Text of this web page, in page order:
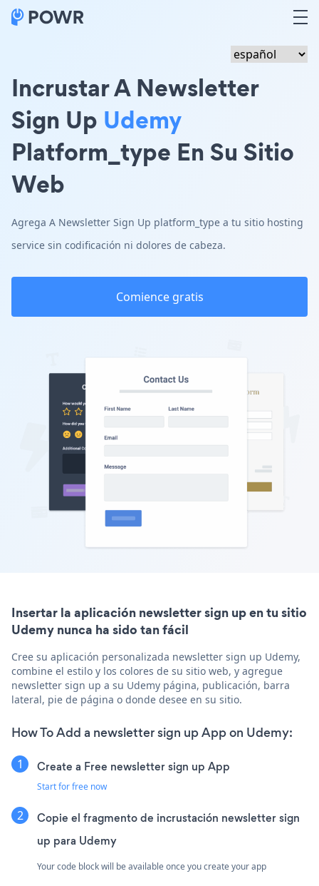
Incrustar A Newsletter
Sign Up Udemy
Platform_type En Su Sitio
Web
Agrega A Newsletter Sign Up platform_type a tu sitio hosting
service sin codificación ni dolores de cabeza.
Comience gratis
Insertar la aplicación newsletter sign up en tu sitio
Udemy nunca ha sido tan fácil
Cree su aplicación personalizada newsletter sign up Udemy,
combine el estilo y los colores de su sitio web, y agregue
newsletter sign up a su Udemy página, publicación, barra
lateral, pie de página o donde desee en su sitio.
How To Add a newsletter sign up App on Udemy:
Create a Free newsletter sign up App
Start for free now
Copie el fragmento de incrustación newsletter sign
up para Udemy
Your code block will be available once you create your app